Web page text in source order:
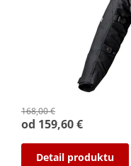
168,00 €
od 159,60 €
Detail produktu